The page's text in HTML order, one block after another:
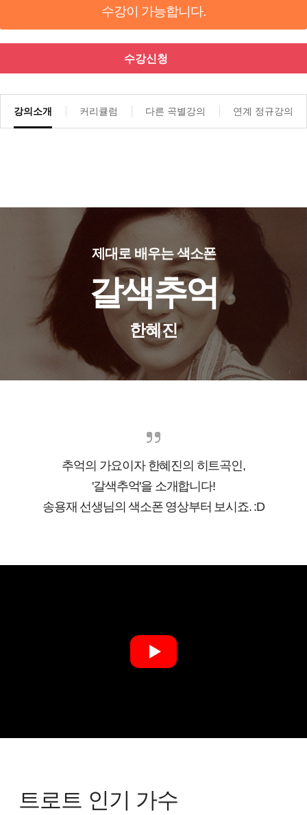
수강이 가능합니다.
수강신청
강의소개 커리큘럼 다른 곡별강의 연계 정규강의
제대로 배우는 색소폰
갈색추억
한혜진
추억의 가요이자 한혜진의 히트곡인,
'갈색추억'을 소개합니다!
송용재 선생님의 색소폰 영상부터 보시죠. :D
트로트 인기 가수